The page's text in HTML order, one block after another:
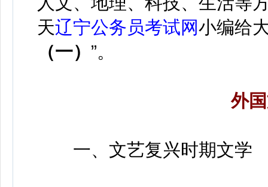
天辽宁公务员考试网小编给
（一） ”。
外
一、文艺复兴时期文学